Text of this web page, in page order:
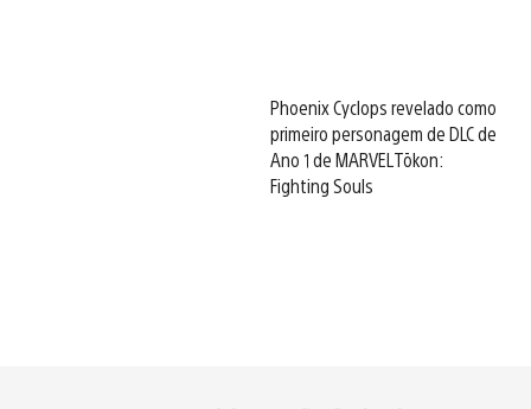
Phoenix Cyclops revelado como
primeiro personagem de DLC de
Ano 1 de MARVEL Tōkon:
Fighting Souls